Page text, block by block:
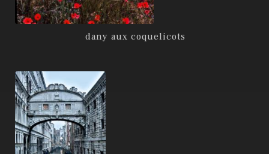
dany aux coquelicots